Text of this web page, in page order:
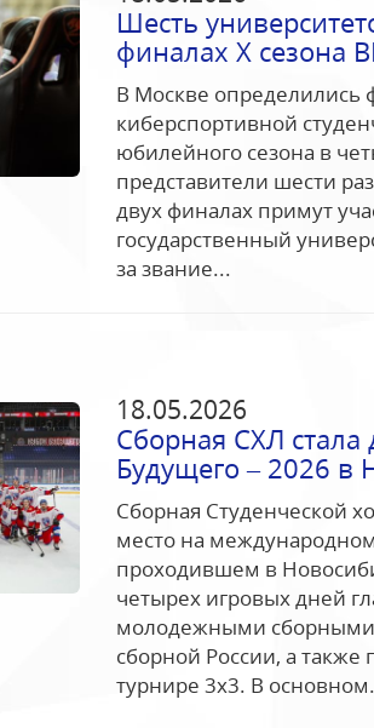
Шесть
финалах Х сезона
В Москве определились
киберспортивной
юбилейного сезона в
представители шести
двух финалах примут
государственный
за звание...
18.05.2026
Сборная СХЛ стала
Будущего – 2026 в
Сборная Студенческой
место на
проходившем в
четырех игровых дней
молодежными сборными
сборной России, а
турнире 3х3. В